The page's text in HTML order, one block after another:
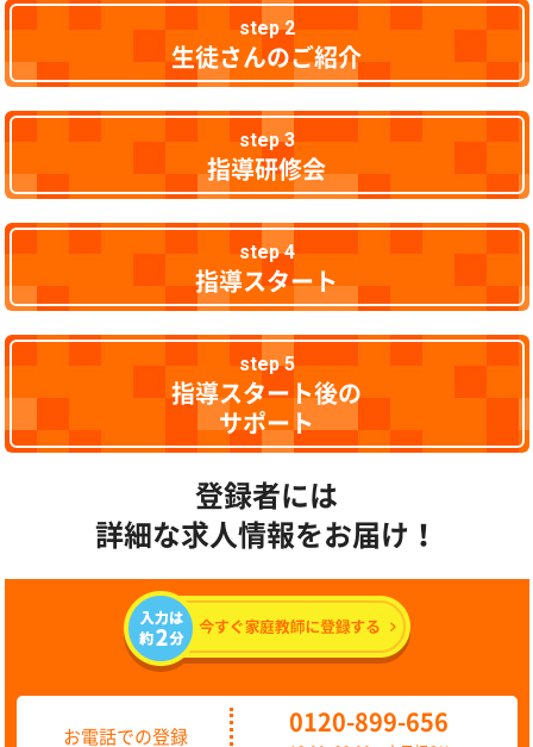
step 2
生徒さんのご紹介
step 3
指導研修会
step 4
指導スタート
step 5
指導スタート後の
サポート
登録者には
詳細な求人情報をお届け！
お電話での登録
0120-899-656